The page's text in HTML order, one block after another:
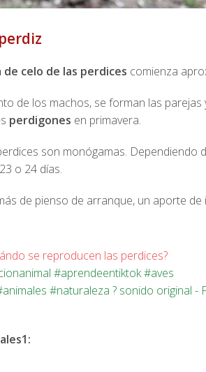
de celo de las perdices comienza
de los machos, se forman las
perdigones en primavera.
son monógamas. Dependiendo
o 24 días.
de pienso de arranque, un aporte
se reproducen las perdices?
#aprendeentiktok#aves
#naturaleza ? sonido original -